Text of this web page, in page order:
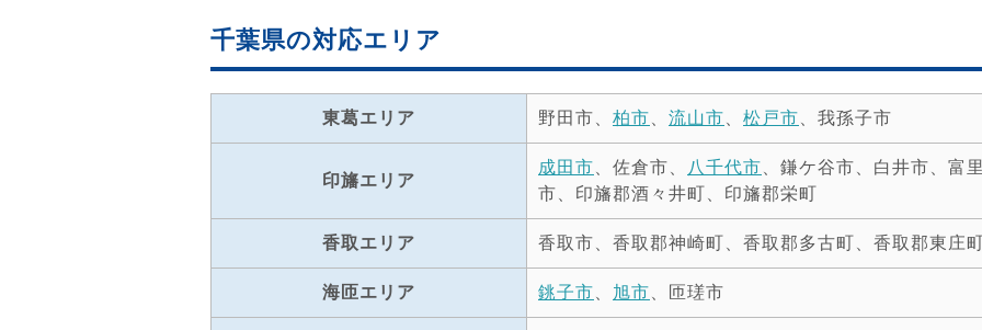
千葉県の対応エリア
東葛エリア 野田市、 柏市 流山市 松戸市 、我孫子市
印旛エリア
成田市 、佐倉市、 八千代市 、鎌ケ谷市、白井市、富
市、印旛郡酒々井町、印旛郡栄町
香取エリア 香取市、香取郡神崎町、香取郡多古町、香取郡東庄
海匝エリア 銚子市 旭市 、匝瑳市